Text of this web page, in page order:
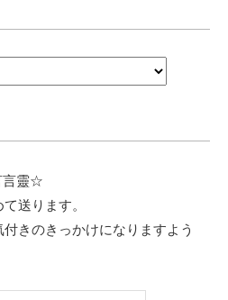
言靈☆
送ります。
きのきっかけになりますよう